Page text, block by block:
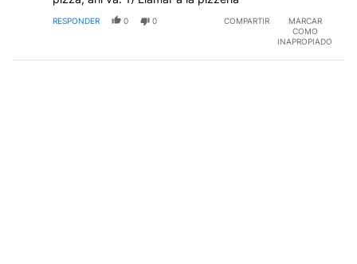
RESPONDER 0 0 COMPARTIR
MARCAR
COMO
INAPROPIADO